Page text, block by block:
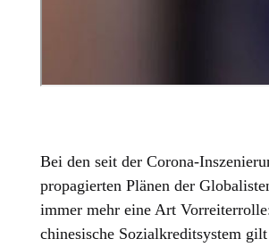
Bei den seit der Corona-
propagierten Plänen der
immer mehr eine Art
chinesische Sozialkreditsystem